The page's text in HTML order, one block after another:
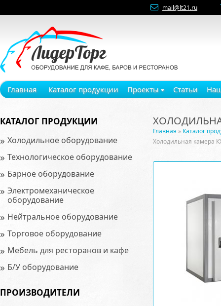
mail@lt21.ru
Главная Каталог продукции Проекты Статьи
КАТАЛОГ ПРОДУКЦИИ
» Холодильное оборудование
» Технологическое оборудование
» Барное оборудование
» Электромеханическое
оборудование
» Нейтральное оборудование
» Торговое оборудование
» Мебель для ресторанов и кафе
» Б/У оборудование
ПРОИЗВОДИТЕЛИ
Главная » Каталог
Холодильная камера